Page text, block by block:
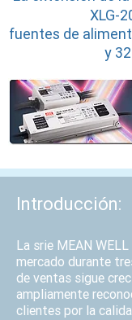
XLG-
fuentes de
y
Introducción:
La srie MEAN
mercado durante
de ventas sigue
ampliamente
clientes por la